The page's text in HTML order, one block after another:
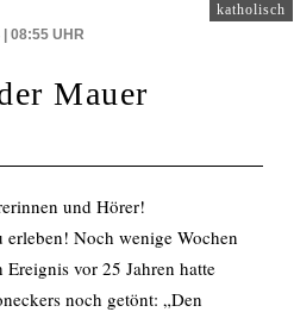
katholisch
| 08:55 UHR
Mauer
und Hörer!
erleben! Noch wenige Wochen
vor 25 Jahren hatte
noch getönt: „Den